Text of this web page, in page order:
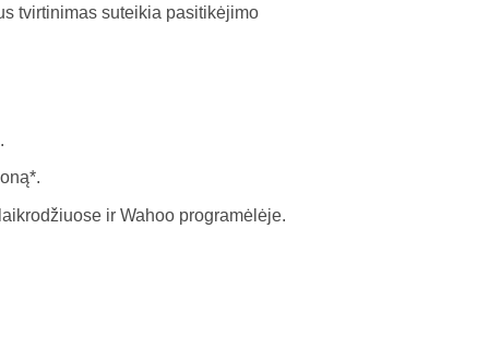
tvirtinimas suteikia pasitikėjimo
ir Wahoo programėlėje.